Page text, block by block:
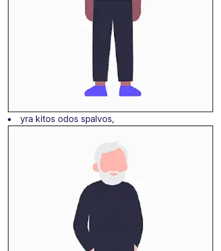
yra kitos odos spalvos,